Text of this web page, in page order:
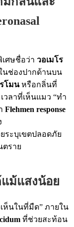
ศษชื่อว่า วอเมโร
นช่องปากด้านบน
โมนหรือกลิ่นที่
ลาที่เห็นแมว “ทำ
Flehmen response
ระบุเขตปลอดภัย
ตราย
ม้แสงน้อย
ห็นในที่มืด” ภายใน
ที่ช่วยสะท้อน